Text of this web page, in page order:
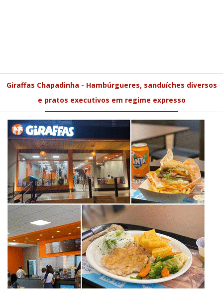
Giraffas Chapadinha - Hambúrgueres, sanduíches diversos
e pratos executivos em regime expresso